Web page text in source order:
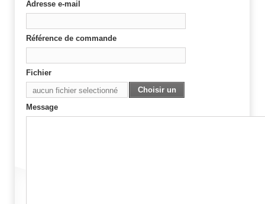
Adresse e-mail
Référence de commande
Fichier
aucun fichier selectionné
Choisir un
Message